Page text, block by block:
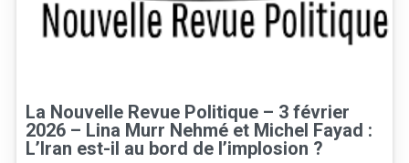
La Nouvelle Revue Politique – 3 février
2026 – Lina Murr Nehmé et Michel Fayad :
L’Iran est-il au bord de l’implosion ?